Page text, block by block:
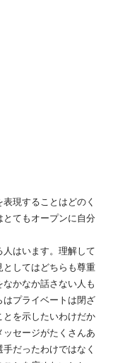
現することはどのく
とてもオープンに自分
はいます。理解して
としてはどちらも尊重
かなか話さない人も
プライベートは閉ざ
とを示したいわけだか
セージがたくさんあ
だったわけではなく